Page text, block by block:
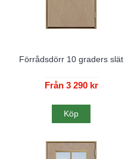
Förrådsdörr 10 graders slät
Från 3 290 kr
Köp